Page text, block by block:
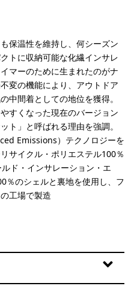
保温性を維持し、何シーズン
トに収納可能な化繊インサレ
マーのために生まれたのがナ
変の機能により、アウトドア
中間着としての地位を獲得。
すくなった現在のバージョン
ト」と呼ばれる理由を強調。
Emissions）テクノロジーを
サイクル・ポリエステル100％
ド・インサレーション・エ
％のシェルと裏地を使用し、フ
工場で製造